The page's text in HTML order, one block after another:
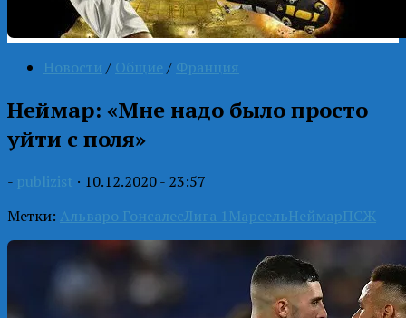
Новости / Общие / Франция
Неймар: «Мне надо было просто
уйти с поля»
- publizist · 10.12.2020 - 23:57
Метки: Альваро ГонсалесЛига 1 МарсельНеймарПСЖ